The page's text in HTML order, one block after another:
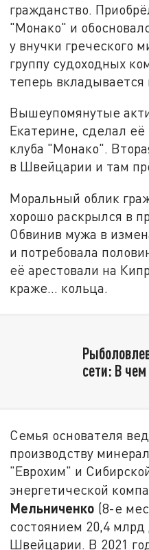
гражданство.
"Монако" и
у внучки греческого
группу судоходных
теперь вкладывается
Вышеупомянутые
Екатерине, сделал
клуба "Монако".
в Швейцарии и там
Моральный облик
хорошо раскрылся в
Обвинив мужа в
и потребовала
её арестовали на
краже… кольца.
сети: В
Семья основателя
производству
"Еврохим" и
энергетической
Мельниченко (8-е
состоянием 20,4
Швейцарии. В 2021